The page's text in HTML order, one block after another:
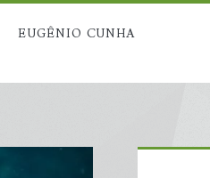
EUGÊNIO CUNHA